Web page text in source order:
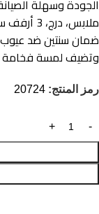
الجودة وسهلة
ملابس،
ضمان سنتين ضد عيوب
وتضيف لمسة فخامة
رمز المنتج: 20724